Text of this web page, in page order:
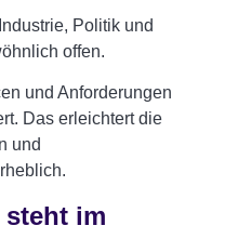
Politik und
offen.
und Anforderungen
Das erleichtert die
und
steht im